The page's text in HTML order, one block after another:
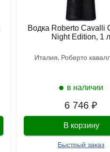
6 746 ₽
Водка Roberto Cavalli
Night Edition, 1 л
италия роберто
В корзину
Быстрый заказ
в наличии